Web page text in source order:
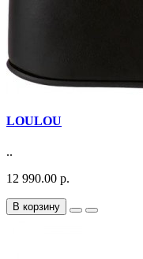
LOULOU
..
12 990.00 р.
В корзину